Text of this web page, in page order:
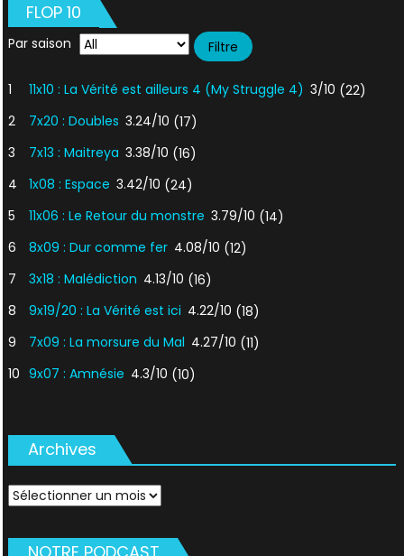
FLOP 10
Par saison
1 11x10 : La Vérité est ailleurs 4 (My Struggle 4) 3/10 (22)
2
7x20 : Doubles 3.24/10 (17)
3
7x13 : Maitreya 3.38/10 (16)
4
1x08 : Espace 3.42/10 (24)
5
11x06 : Le Retour du monstre 3.79/10 (14)
6
8x09 : Dur comme fer 4.08/10 (12)
7
3x18 : Malédiction 4.13/10 (16)
8
9x19/20 : La Vérité est ici 4.22/10 (18)
9
7x09 : La morsure du Mal 4.27/10 (11)
10 9x07 : Amnésie 4.3/10 (10)
Archives
Archives